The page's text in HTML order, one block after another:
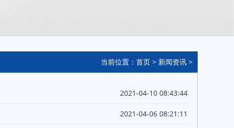
当前位置： 首页 > 新闻资讯 >
2021-04-10 08:43:44
2021-04-06 08:21:11